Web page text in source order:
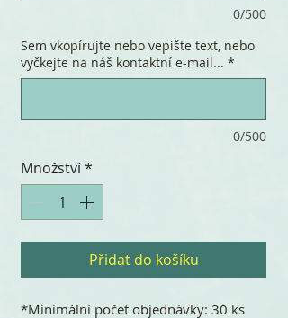
0/500
Sem vkopírujte nebo vepište text, nebo
vyčkejte na náš kontaktní e-mail... *
0/500
Množství*
Přidat do košíku
*Minimální počet objednávky: 30 ks